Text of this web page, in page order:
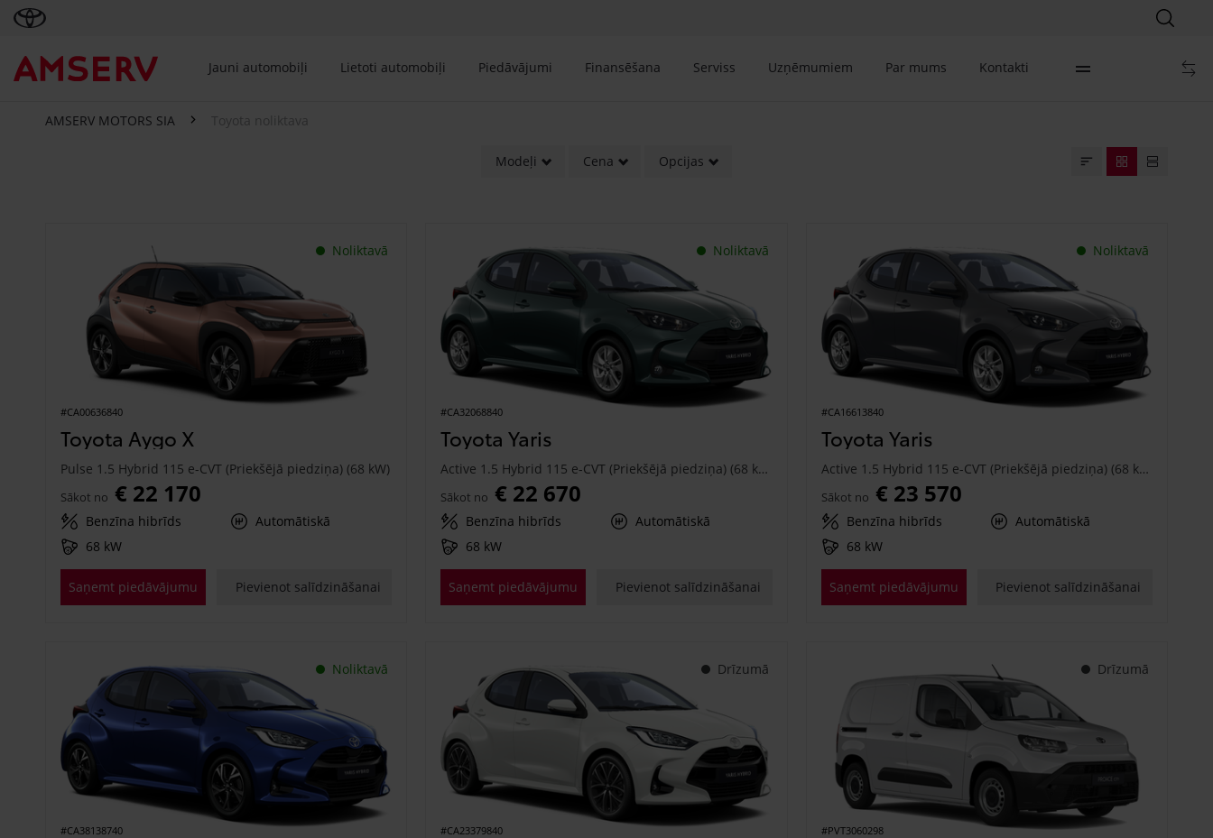
Jauni automobiļi Lietoti automobiļi Piedāvājumi Finansēšana Serviss Uzņēmumiem Par mums Kontakti
AMSERV MOTORS SIA Toyota noliktava
Modeļi Cena Opcijas
Noliktavā
#CA00636840
Toyota Aygo X
Pulse 1.5 Hybrid 115 e-CVT (Priekšējā piedziņa) (68 kW)
Sākot no € 22 170
Benzīna hibrīds
Automātiskā
68 kW
Saņemt piedāvājumu Pievienot salīdzināšanai
Noliktavā
#CA32068840
Toyota Yaris
Active 1.5 Hybrid 115 e-CVT (Priekšējā piedziņa) (68 kW)
Sākot no € 22 670
Benzīna hibrīds
Automātiskā
68 kW
Saņemt piedāvājumu Pievienot salīdzināšanai
Noliktavā
#CA16613840
Toyota Yaris
Active 1.5 Hybrid 115 e-CVT (Priekšējā piedziņa) (68 kW)
Sākot no € 23 570
Benzīna hibrīds
Automātiskā
68 kW
Saņemt piedāvājumu Pievienot salīdzināšanai
Noliktavā
#CA38138740
Drīzumā
#CA23379840
Drīzumā
#PVT3060298